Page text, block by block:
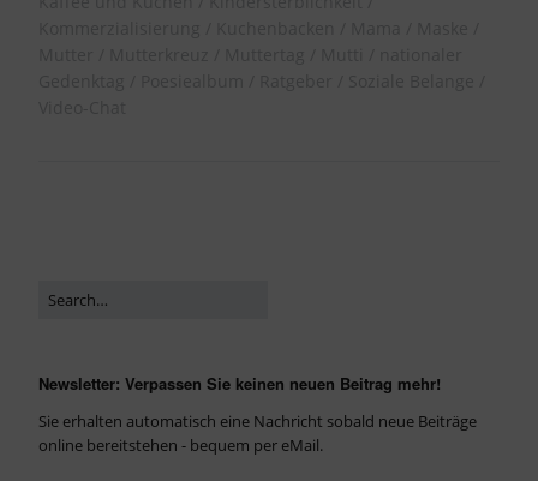
Newsletter: Verpassen Sie keinen neuen Beitrag mehr!
Sie erhalten automatisch eine Nachricht sobald neue Beiträge
online bereitstehen - bequem per eMail.